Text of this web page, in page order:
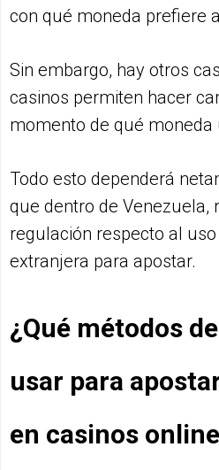
con qué moneda prefiere
Sin embargo, hay otros
casinos permiten hacer
momento de qué moneda
Todo esto dependerá
que dentro de Venezuela,
regulación respecto al
extranjera para apostar.
¿Qué métodos
usar para
en casinos